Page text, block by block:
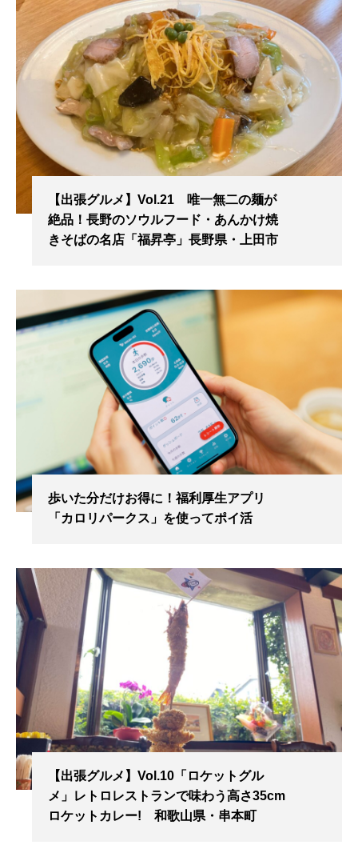
【出張グルメ】Vol.21 唯一無二の麺が
絶品！長野のソウルフード・あんかけ焼
きそばの名店「福昇亭」長野県・上田市
歩いた分だけお得に！福利厚生アプリ
「カロリパークス」を使ってポイ活
【出張グルメ】Vol.10「ロケットグル
メ」レトロレストランで味わう高さ35cm
ロケットカレー! 和歌山県・串本町